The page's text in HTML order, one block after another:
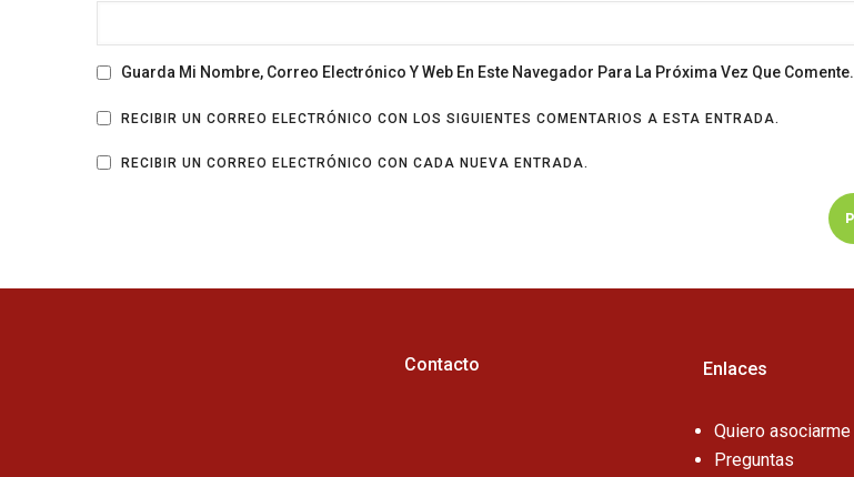
Guarda Mi Nombre, Correo Electrónico Y Web En Este Navegador Para La Próxima Vez Que Comente.
RECIBIR UN CORREO ELECTRÓNICO CON LOS SIGUIENTES COMENTARIOS A ESTA ENTRADA.
RECIBIR UN CORREO ELECTRÓNICO CON CADA NUEVA ENTRADA.
Contacto Enlaces
Quiero asociarme
Preguntas